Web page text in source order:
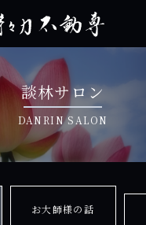
談林サロン
DANRIN SALON
お大師様の話